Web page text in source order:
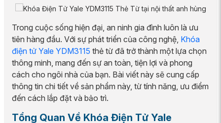
Trong cuộc sống hiện đại, an ninh gia đình luôn là ưu
tiên hàng đầu. Với sự phát triển của công nghệ, Khóa
điện tử Yale YDM3115 thẻ từ đã trở thành một lựa chọn
thông minh, mang đến sự an toàn, tiện lợi và phong
cách cho ngôi nhà của bạn. Bài viết này sẽ cung cấp
thông tin chi tiết về sản phẩm này, từ tính năng, ưu điểm
đến cách lắp đặt và bảo trì.
Tổng Quan Về Khóa Điện Tử Yale